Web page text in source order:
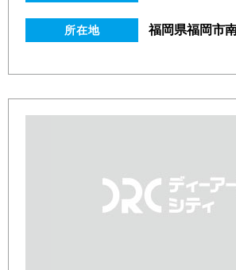
所在地